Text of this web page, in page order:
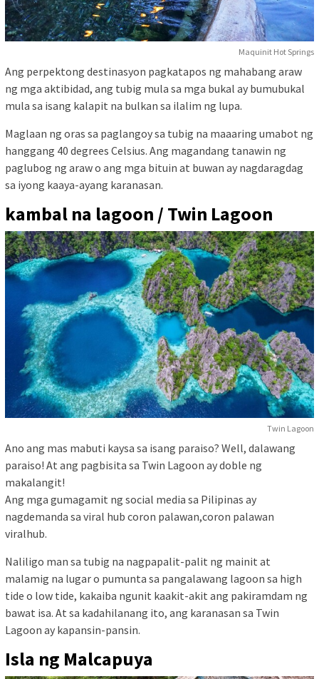
Maquinit Hot Springs
Ang perpektong destinasyon pagkatapos ng mahabang araw
ng mga aktibidad, ang tubig mula sa mga bukal ay bumubukal
mula sa isang kalapit na bulkan sa ilalim ng lupa.
Maglaan ng oras sa paglangoy sa tubig na maaaring umabot ng
hanggang 40 degrees Celsius. Ang magandang tanawin ng
paglubog ng araw o ang mga bituin at buwan ay nagdaragdag
sa iyong kaaya-ayang karanasan.
kambal na lagoon / Twin Lagoon
Twin Lagoon
Ano ang mas mabuti kaysa sa isang paraiso? Well, dalawang
paraiso! At ang pagbisita sa Twin Lagoon ay doble ng
makalangit!
Ang mga gumagamit ng social media sa Pilipinas ay
nagdemanda sa viral hub coron palawan,coron palawan
viralhub.
Naliligo man sa tubig na nagpapalit-palit ng mainit at
malamig na lugar o pumunta sa pangalawang lagoon sa high
tide o low tide, kakaiba ngunit kaakit-akit ang pakiramdam ng
bawat isa. At sa kadahilanang ito, ang karanasan sa Twin
Lagoon ay kapansin-pansin.
Isla ng Malcapuya